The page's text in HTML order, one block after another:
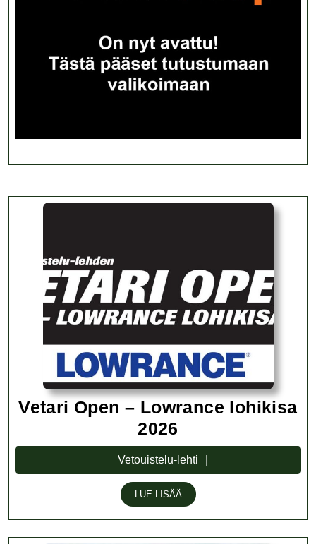
Vetari Open – Lowrance lohikisa
2026
Open
–
Lowrance
lohikisa
2026
Vetouistelu-lehti
lehti
LUE LISÄÄ LUE
LISÄÄ